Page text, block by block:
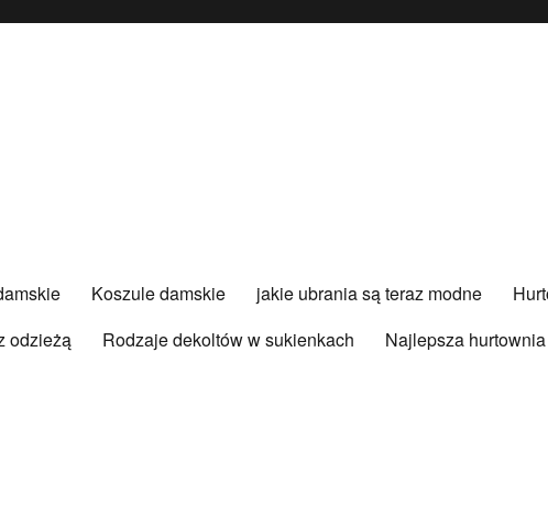
Koszule damskie jakie ubrania są teraz modne
odzieżą Rodzaje dekoltów w sukienkach
Najlepsza